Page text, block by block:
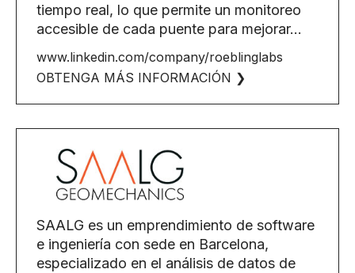
tiempo real, lo que permite un monitoreo
accesible de cada puente para mejorar...
www.linkedin.com/company/roeblinglabs
OBTENGA MÁS INFORMACIÓN ❯
SAALG es un emprendimiento de software
e ingeniería con sede en Barcelona,
especializado en el análisis de datos de